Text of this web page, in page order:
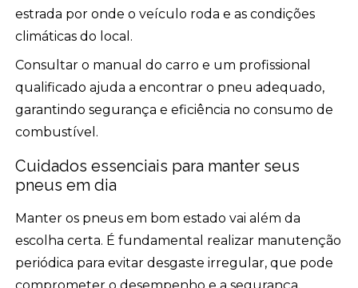
estrada por onde o veículo roda e as condições
climáticas do local.
Consultar o manual do carro e um profissional
qualificado ajuda a encontrar o pneu adequado,
garantindo segurança e eficiência no consumo de
combustível.
Cuidados essenciais para manter seus
pneus em dia
Manter os pneus em bom estado vai além da
escolha certa. É fundamental realizar manutenção
periódica para evitar desgaste irregular, que pode